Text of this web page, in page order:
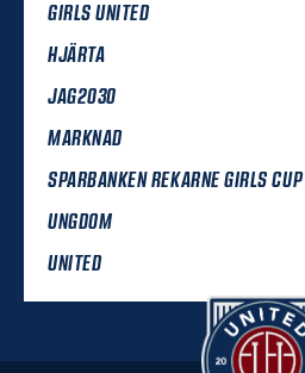
GIRLS UNITED
HJÄRTA
JAG2030
MARKNAD
SPARBANKEN REKARNE GIRLS CUP
UNGDOM
UNITED